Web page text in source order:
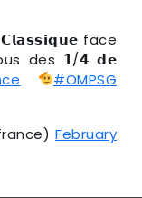
face
des 𝟭/𝟰 𝗱𝗲
#OMPSG
February